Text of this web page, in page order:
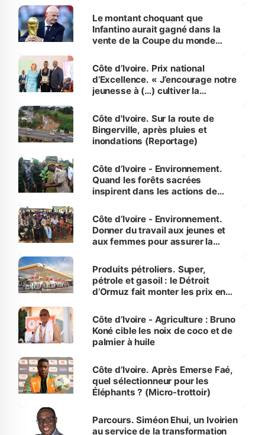
Le montant choquant que
Infantino aurait gagné dans la
vente de la Coupe du monde
Côte d’Ivoire. Prix national
d’Excellence. « J’encourage notre
jeunesse à (…) cultiver la
(Alassane Ouattara
Côte d'Ivoire. Sur la route de
Bingerville, après pluies et
inondations (Reportage)
Côte d’Ivoire - Environnement.
Quand les forêts sacrées
inspirent dans les actions de
Côte d’Ivoire - Environnement.
Donner du travail aux jeunes et
aux femmes pour assurer la
menacées
Produits pétroliers. Super,
pétrole et gasoil : le Détroit
d’Ormuz fait monter les prix en
Côte d’Ivoire - Agriculture : Bruno
Koné cible les noix de coco et de
palmier à huile
Côte d’Ivoire. Après Emerse Faé,
quel sélectionneur pour les
Éléphants ? (Micro-trottoir)
Parcours. Siméon Ehui, un Ivoirien
au service de la transformation